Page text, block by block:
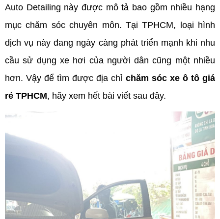
Auto Detailing này được mô tả bao gồm nhiều hạng
mục chăm sóc chuyên môn. Tại TPHCM, loại hình
dịch vụ này đang ngày càng phát triển mạnh khi nhu
cầu sử dụng xe hơi của người dân cũng một nhiều
hơn. Vậy để tìm được địa chỉ chăm sóc xe ô tô giá
rẻ TPHCM, hãy xem hết bài viết sau đây.